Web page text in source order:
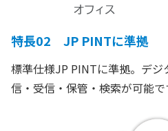
特長02 JP PINTに準拠
標準仕様JP PINTに準拠。デ
信・受信・保管・検索が可能で